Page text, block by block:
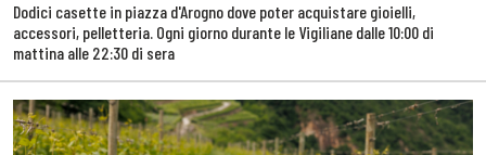
Dodici casette in piazza d'Arogno dove poter acquistare gioielli,
accessori, pelletteria. Ogni giorno durante le Vigiliane dalle 10:00 di
mattina alle 22:30 di sera